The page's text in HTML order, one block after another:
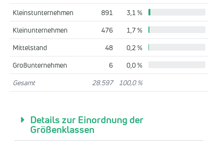
Kleinstunternehmen
891
3,1 %
Kleinunternehmen
476
1,7 %
Mittelstand
48
0,2 %
Großunternehmen
6
0,0 %
Gesamt
28.597 100,0 %
Details zur Einordnung der
Größenklassen